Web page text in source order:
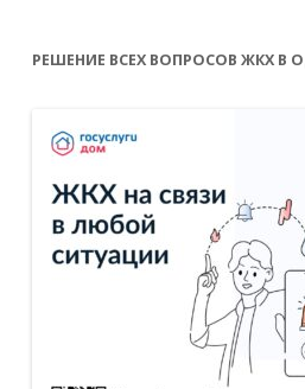
РЕШЕНИЕ ВСЕХ ВОПРОСОВ ЖКХ